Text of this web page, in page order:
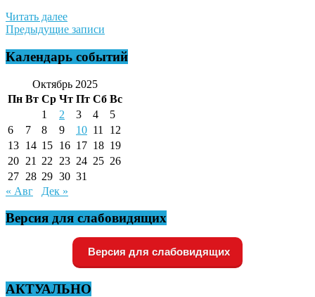
Читать далее
Навигация
по
записям
Предыдущие записи
Календарь событий
Октябрь 2025
Пн Вт Ср Чт Пт Сб Вс
1
2 3 4
5
6
7 8 9 10 11
12
13 14 15 16 17 18 19
20 21 22 23 24 25 26
27 28 29 30 31
« Авг
Дек »
Версия для слабовидящих
Версия для слабовидящих
АКТУАЛЬНО